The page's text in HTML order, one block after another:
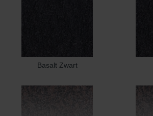
Basalt Zwart